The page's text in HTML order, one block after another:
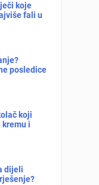
koje
fali u
posledice
koji
i
dijeli